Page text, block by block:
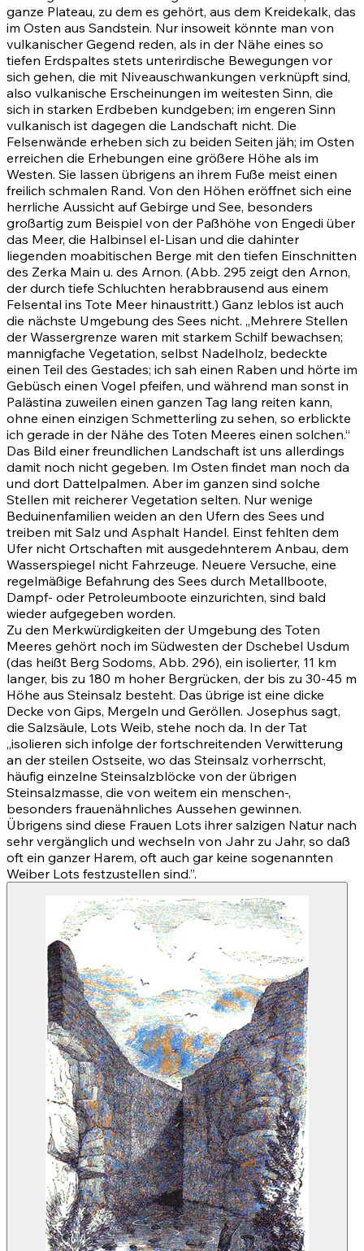
ganze Plateau, zu dem es gehört, aus dem Kreidekalk, das
im Osten aus Sandstein. Nur insoweit könnte man von
vulkanischer Gegend reden, als in der Nähe eines so
tiefen Erdspaltes stets unterirdische Bewegungen vor
sich gehen, die mit Niveauschwankungen verknüpft sind,
also vulkanische Erscheinungen im weitesten Sinn, die
sich in starken Erdbeben kundgeben; im engeren Sinn
vulkanisch ist dagegen die Landschaft nicht. Die
Felsenwände erheben sich zu beiden Seiten jäh; im Osten
erreichen die Erhebungen eine größere Höhe als im
Westen. Sie lassen übrigens an ihrem Fuße meist einen
freilich schmalen Rand. Von den Höhen eröffnet sich eine
herrliche Aussicht auf Gebirge und See, besonders
großartig zum Beispiel von der Paßhöhe von Engedi über
das Meer, die Halbinsel el-Lisan und die dahinter
liegenden moabitischen Berge mit den tiefen Einschnitten
des Zerka Main u. des Arnon. (Abb. 295 zeigt den Arnon,
der durch tiefe Schluchten herabbrausend aus einem
Felsental ins Tote Meer hinaustritt.) Ganz leblos ist auch
die nächste Umgebung des Sees nicht. „Mehrere Stellen
der Wassergrenze waren mit starkem Schilf bewachsen;
mannigfache Vegetation, selbst Nadelholz, bedeckte
einen Teil des Gestades; ich sah einen Raben und hörte im
Gebüsch einen Vogel pfeifen, und während man sonst in
Palästina zuweilen einen ganzen Tag lang reiten kann,
ohne einen einzigen Schmetterling zu sehen, so erblickte
ich gerade in der Nähe des Toten Meeres einen solchen.“
Das Bild einer freundlichen Landschaft ist uns allerdings
damit noch nicht gegeben. Im Osten findet man noch da
und dort Dattelpalmen. Aber im ganzen sind solche
Stellen mit reicherer Vegetation selten. Nur wenige
Beduinenfamilien weiden an den Ufern des Sees und
treiben mit Salz und Asphalt Handel. Einst fehlten dem
Ufer nicht Ortschaften mit ausgedehnterem Anbau, dem
Wasserspiegel nicht Fahrzeuge. Neuere Versuche, eine
regelmäßige Befahrung des Sees durch Metallboote,
Dampf- oder Petroleumboote einzurichten, sind bald
wieder aufgegeben worden.
Zu den Merkwürdigkeiten der Umgebung des Toten
Meeres gehört noch im Südwesten der Dschebel Usdum
(das heißt Berg Sodoms, Abb. 296), ein isolierter, 11 km
langer, bis zu 180 m hoher Bergrücken, der bis zu 30-45 m
Höhe aus Steinsalz besteht. Das übrige ist eine dicke
Decke von Gips, Mergeln und Geröllen. Josephus sagt,
die Salzsäule, Lots Weib, stehe noch da. In der Tat
„isolieren sich infolge der fortschreitenden Verwitterung
an der steilen Ostseite, wo das Steinsalz vorherrscht,
häufig einzelne Steinsalzblöcke von der übrigen
Steinsalzmasse, die von weitem ein menschen-,
besonders frauenähnliches Aussehen gewinnen.
Übrigens sind diese Frauen Lots ihrer salzigen Natur nach
sehr vergänglich und wechseln von Jahr zu Jahr, so daß
oft ein ganzer Harem, oft auch gar keine sogenannten
Weiber Lots festzustellen sind.”.